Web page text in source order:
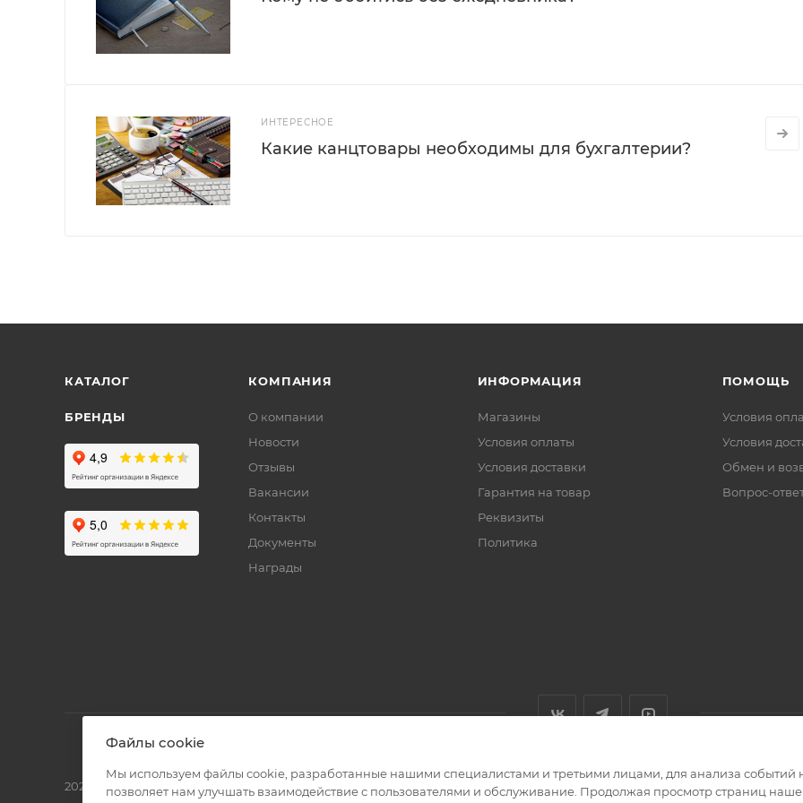
ИНТЕРЕСНОЕ
Какие канцтовары необходимы для бухгалтерии?
КАТАЛОГ
БРЕНДЫ
КОМПАНИЯ
О компании
Новости
Отзывы
Вакансии
Контакты
Документы
Награды
ИНФОРМАЦИЯ
Магазины
Условия оплаты
Условия доставки
Гарантия на товар
Реквизиты
Политика
ПОМОЩЬ
Условия
Условия
Обмен и
Вопрос-
2026 © Полиграф кит - интернет-магазин
Файлы cookie
Мы используем файлы cookie, разработанные нашими специалистами и третьими лицами, для анализа событий
позволяет нам улучшать взаимодействие с пользователями и обслуживание. Продолжая просмотр страниц